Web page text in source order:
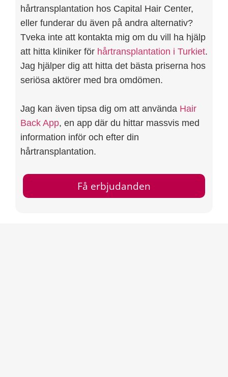
hårtransplantation hos Capital Hair Center,
eller funderar du även på andra alternativ?
Tveka inte att kontakta mig om du vill ha hjälp
att hitta kliniker för hårtransplantation i Turkiet.
Jag hjälper dig att hitta det bästa priserna hos
seriösa aktörer med bra omdömen.
Jag kan även tipsa dig om att använda Hair
Back App, en app där du hittar massvis med
information inför och efter din
hårtransplantation.
Få erbjudanden